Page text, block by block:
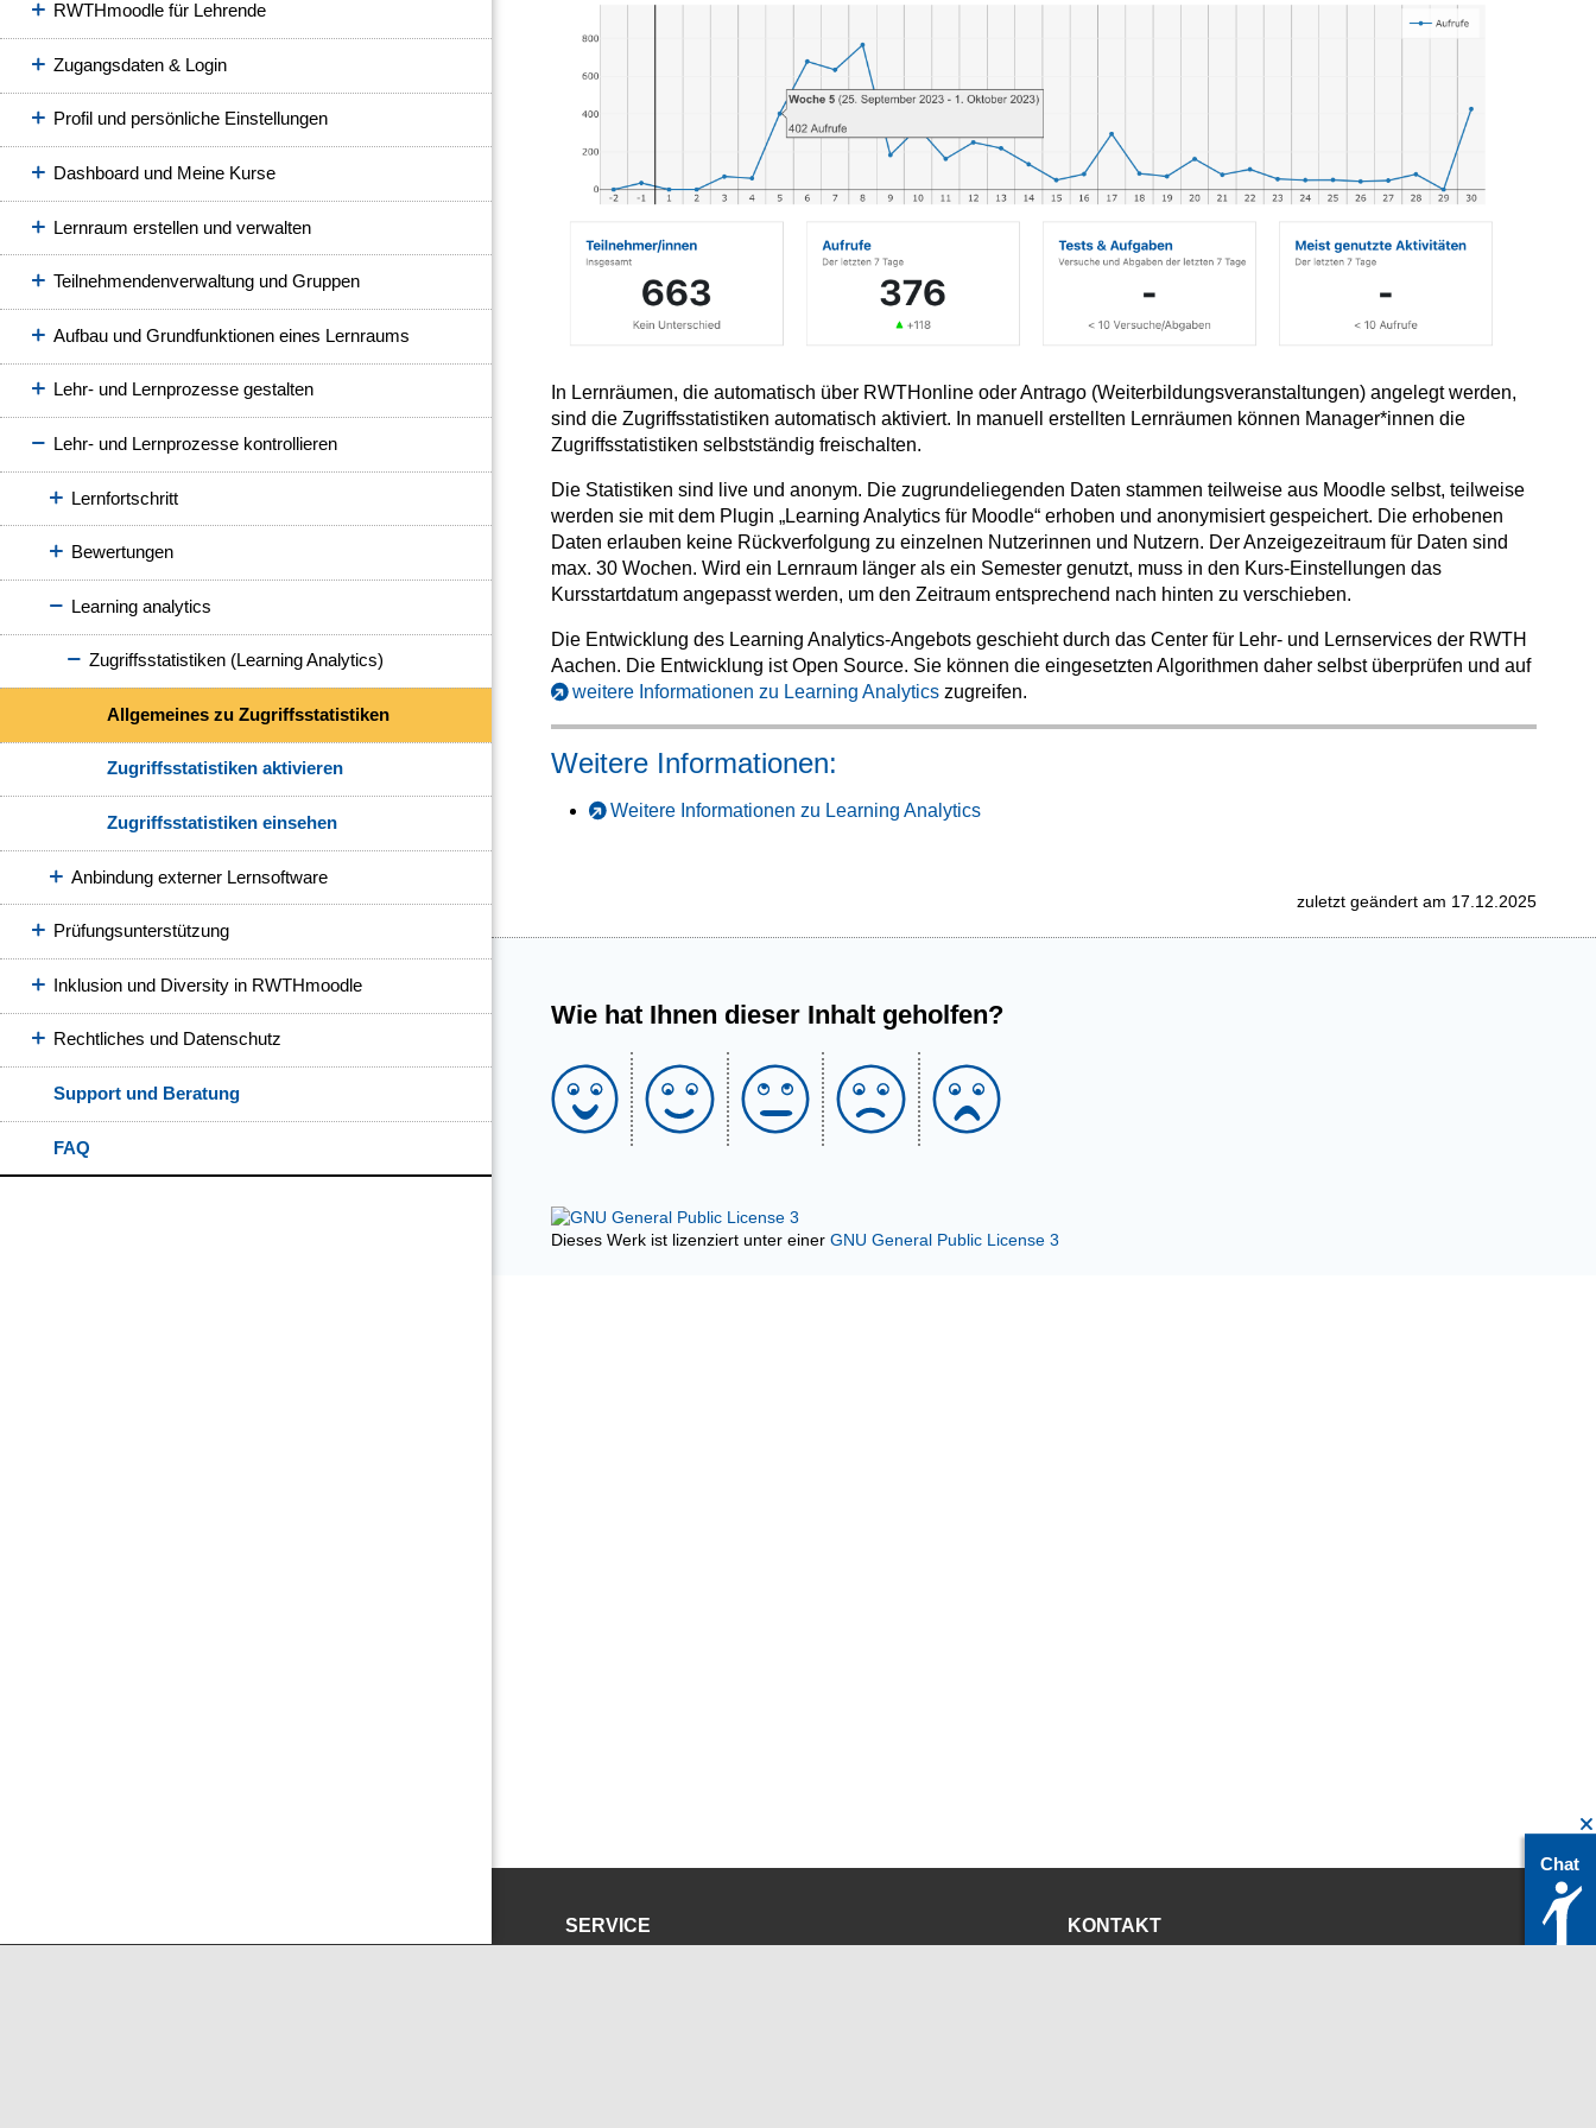
RWTHmoodle für Lehrende
Zugangsdaten & Login
Profil und persönliche Einstellungen
Dashboard und Meine Kurse
Lernraum erstellen und verwalten
Teilnehmendenverwaltung und Gruppen
Aufbau und Grundfunktionen eines Lernraums
Lehr- und Lernprozesse gestalten
Lehr- und Lernprozesse kontrollieren
Lernfortschritt
Bewertungen
Learning analytics
Zugriffsstatistiken (Learning Analytics)
Allgemeines zu Zugriffsstatistiken
Zugriffsstatistiken aktivieren
Zugriffsstatistiken einsehen
Anbindung externer Lernsoftware
Prüfungsunterstützung
Inklusion und Diversity in RWTHmoodle
Rechtliches und Datenschutz
Support und Beratung
FAQ
In Lernräumen, die automatisch über RWTHonline oder Antrago (Weiterbildungsveranstaltungen) angelegt werden,
sind die Zugriffsstatistiken automatisch aktiviert. In manuell erstellten Lernräumen können Manager*innen die
Zugriffsstatistiken selbstständig freischalten.
Die Statistiken sind live und anonym. Die zugrundeliegenden Daten stammen teilweise aus Moodle selbst, teilweise
werden sie mit dem Plugin „Learning Analytics für Moodle“ erhoben und anonymisiert gespeichert. Die erhobenen
Daten erlauben keine Rückverfolgung zu einzelnen Nutzerinnen und Nutzern. Der Anzeigezeitraum für Daten sind
max. 30 Wochen. Wird ein Lernraum länger als ein Semester genutzt, muss in den Kurs-Einstellungen das
Kursstartdatum angepasst werden, um den Zeitraum entsprechend nach hinten zu verschieben.
Die Entwicklung des Learning Analytics-Angebots geschieht durch das Center für Lehr- und Lernservices der RWTH
Aachen. Die Entwicklung ist Open Source. Sie können die eingesetzten Algorithmen daher selbst überprüfen und auf
weitere Informationen zu Learning Analytics zugreifen.
Weitere Informationen:
Weitere Informationen zu Learning Analytics
zuletzt geändert am 17.12.2025
Wie hat Ihnen dieser Inhalt geholfen?
Dieses Werk ist lizenziert unter einer GNU General Public License 3
SERVICE KONTAKT
Chat